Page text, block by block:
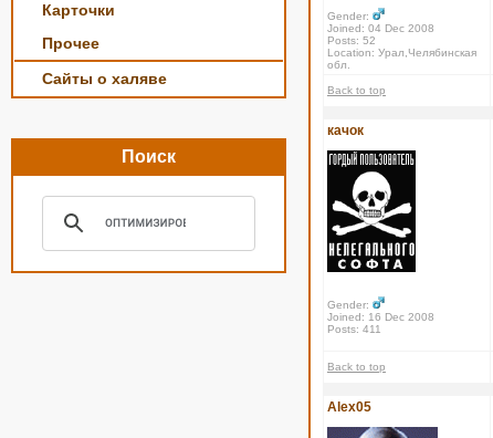
Карточки
Прочее
Сайты о халяве
Поиск
Gender:
Joined: 04 Dec 2008
Posts: 52
Location: Урал,Челябинская
обл.
Back to top
качок
Gender:
Joined: 16 Dec 2008
Posts: 411
Back to top
Alex05